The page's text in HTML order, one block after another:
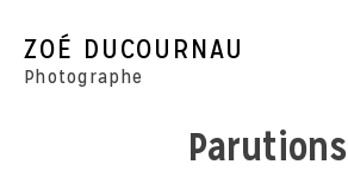
to
content
ZOÉ DUCOURNAU
Photographe
Parutions
Portraits